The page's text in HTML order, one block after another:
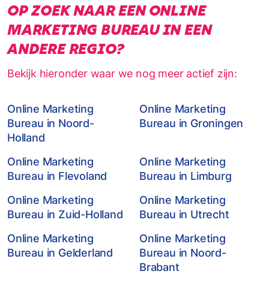
OP ZOEK NAAR EEN ONLINE
MARKETING BUREAU IN EEN
ANDERE REGIO?
Bekijk hieronder waar we nog meer actief zijn:
Online Marketing
Bureau in Noord-
Holland
Online Marketing
Bureau in Groningen
Online Marketing
Bureau in Flevoland
Online Marketing
Bureau in Limburg
Online Marketing
Bureau in Zuid-Holland
Online Marketing
Bureau in Utrecht
Online Marketing
Bureau in Gelderland
Online Marketing
Bureau in Noord-
Brabant